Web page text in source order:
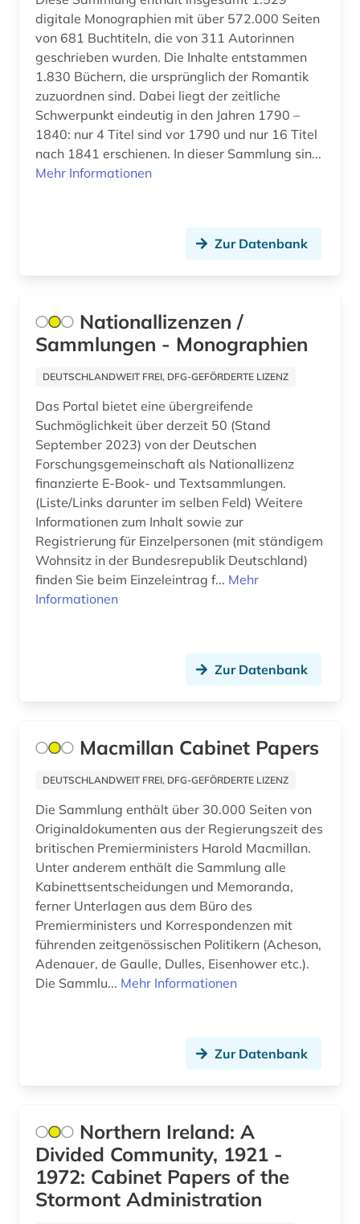
antikolonialismus (2)
antikörper (1)
antiquität (1)
antisemitismus (3)
anzeiger (1)
aphasie (1)
apis (1)
apologetik (1)
apostolische pönitentiarie (1)
arabische literatur (3)
arabische staaten (3)
arabische welt (1)
arabisches sprachgebiet (1)
arabistik (4)
arachnologie (1)
arbeit (8)
arbeitnehmerschutz (1)
arbeitplatz (1)
arbeitsbedingungen (1)
arbeitsbeziehungen (2)
digitale Monographien mit über 572.000 Seiten
von 681 Buchtiteln, die von 311 Autorinnen
geschrieben wurden. Die Inhalte entstammen
1.830 Büchern, die ursprünglich der Romantik
zuzuordnen sind. Dabei liegt der zeitliche
Schwerpunkt eindeutig in den Jahren 1790 –
1840: nur 4 Titel sind vor 1790 und nur 16 Titel
nach 1841 erschienen. In dieser Sammlung sin...
Mehr Informationen
Zur Datenbank
Nationallizenzen /
Sammlungen - Monographien
DEUTSCHLANDWEIT FREI, DFG-GEFÖRDERTE LIZENZ
Das Portal bietet eine übergreifende
Suchmöglichkeit über derzeit 50 (Stand
September 2023) von der Deutschen
Forschungsgemeinschaft als Nationallizenz
finanzierte E-Book- und Textsammlungen.
(Liste/Links darunter im selben Feld) Weitere
Informationen zum Inhalt sowie zur
Registrierung für Einzelpersonen (mit ständigem
Wohnsitz in der Bundesrepublik Deutschland)
finden Sie beim Einzeleintrag f... Mehr
Informationen
Zur Datenbank
Macmillan Cabinet Papers
DEUTSCHLANDWEIT FREI, DFG-GEFÖRDERTE LIZENZ
Die Sammlung enthält über 30.000 Seiten von
Originaldokumenten aus der Regierungszeit des
britischen Premierministers Harold Macmillan.
Unter anderem enthält die Sammlung alle
Kabinettsentscheidungen und Memoranda,
ferner Unterlagen aus dem Büro des
Premierministers und Korrespondenzen mit
führenden zeitgenössischen Politikern (Acheson,
Adenauer, de Gaulle, Dulles, Eisenhower etc.).
Die Sammlu... Mehr Informationen
Zur Datenbank
Northern Ireland: A
Divided Community, 1921 -
1972: Cabinet Papers of the
Stormont Administration